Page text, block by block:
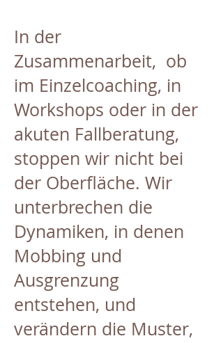
In der
Zusammenarbeit, ob
im Einzelcoaching, in
Workshops oder in der
akuten Fallberatung,
stoppen wir nicht bei
der Oberfläche. Wir
unterbrechen die
Dynamiken, in denen
Mobbing und
Ausgrenzung
entstehen, und
verändern die Muster,